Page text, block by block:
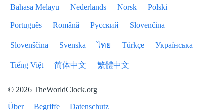
Bahasa Melayu Nederlands Norsk Polski
Português Română Русский Slovenčina
Slovenščina Svenska ไทย Türkçe Українська
Tiếng Việt 简体中文 繁體中文
© 2026 TheWorldClock.org
Über
Begriffe Datenschutz